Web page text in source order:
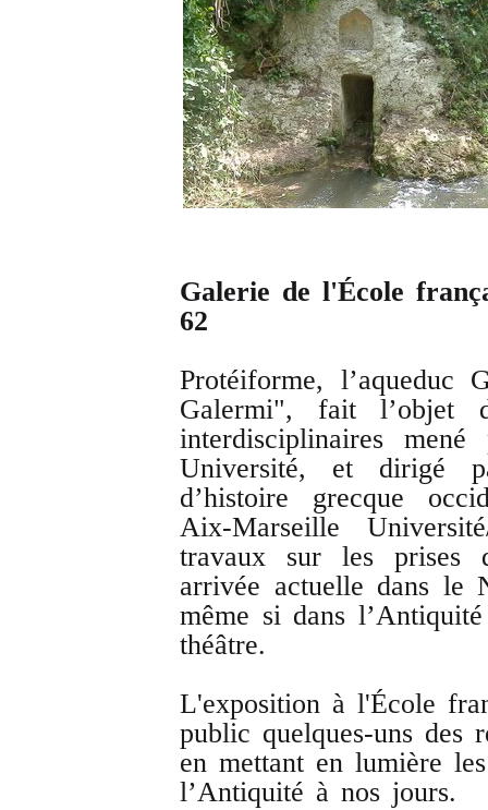
Galerie de l'École
62
Protéiforme, l’aqueduc
Galermi", fait l’objet
interdisciplinaires
Université, et dirigé
d’histoire grecque
Aix-Marseille
travaux sur les prises
arrivée actuelle dans le
même si dans
théâtre.
L'exposition à l'École
public quelques-uns des
en mettant en lumière
l’Antiquité à nos jours.